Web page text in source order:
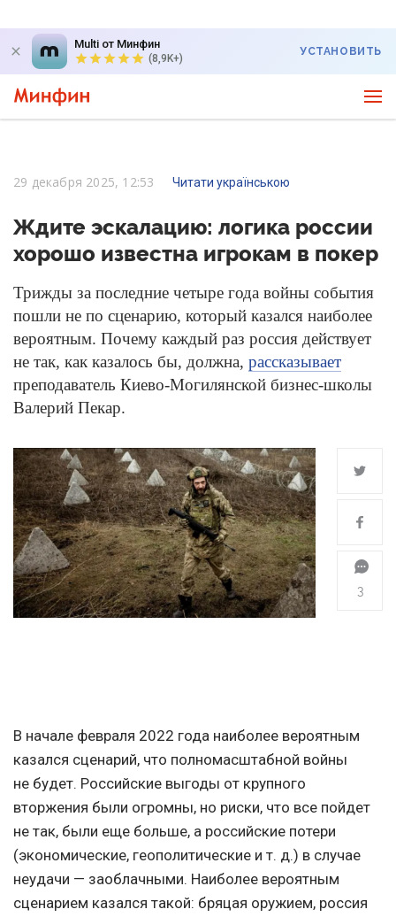
Multi от Минфин
(8,9K+)
УСТАНОВИТЬ
29 декабря 2025, 12:53 Читати українською
Ждите эскалацию: логика россии
хорошо известна игрокам в покер
Трижды за последние четыре года войны события
пошли не по сценарию, который казался наиболее
вероятным. Почему каждый раз россия действует
не так, как казалось бы, должна, рассказывает
преподаватель Киево-Могилянской бизнес-школы
Валерий Пекар.
3
В начале февраля 2022 года наиболее вероятным
казался сценарий, что полномасштабной войны
не будет. Российские выгоды от крупного
вторжения были огромны, но риски, что все пойдет
не так, были еще больше, а российские потери
(экономические, геополитические и т. д.) в случае
неудачи — заоблачными. Наиболее вероятным
сценарием казался такой: бряцая оружием, россия